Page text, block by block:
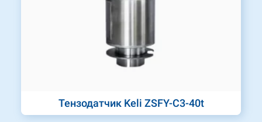
Тензодатчик Keli ZSFY-C3-40t